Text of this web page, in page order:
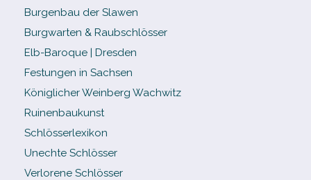
Burgenbau der Slawen
Burgwarten & Raubschlösser
Elb-​Baroque | Dresden
Festungen in Sachsen
Königlicher Weinberg Wachwitz
Ruinenbaukunst
Schlösserlexikon
Unechte Schlösser
Verlorene Schlösser